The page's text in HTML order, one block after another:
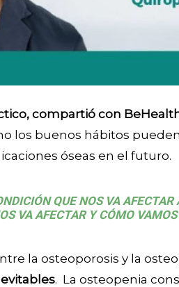
compartió con
los buenos hábitos
óseas en el futuro.
QUE NOS VA
VA AFECTAR Y CÓMO
la osteoporosis y la
. La osteopenia